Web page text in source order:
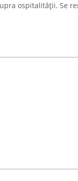
ospitalității. Se